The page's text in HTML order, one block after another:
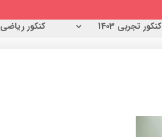
کنکور تجربی 1403 کنکور ریاضی 1403